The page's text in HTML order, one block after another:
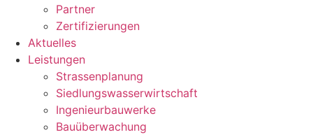
Partner
Zertifizierungen
Aktuelles
Leistungen
Strassenplanung
Siedlungswasserwirtschaft
Ingenieurbauwerke
Bauüberwachung